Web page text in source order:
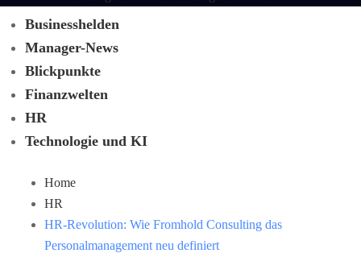
Businesshelden
Manager-News
Blickpunkte
Finanzwelten
HR
Technologie und KI
Home
HR
HR-Revolution: Wie Fromhold Consulting das
Personalmanagement neu definiert